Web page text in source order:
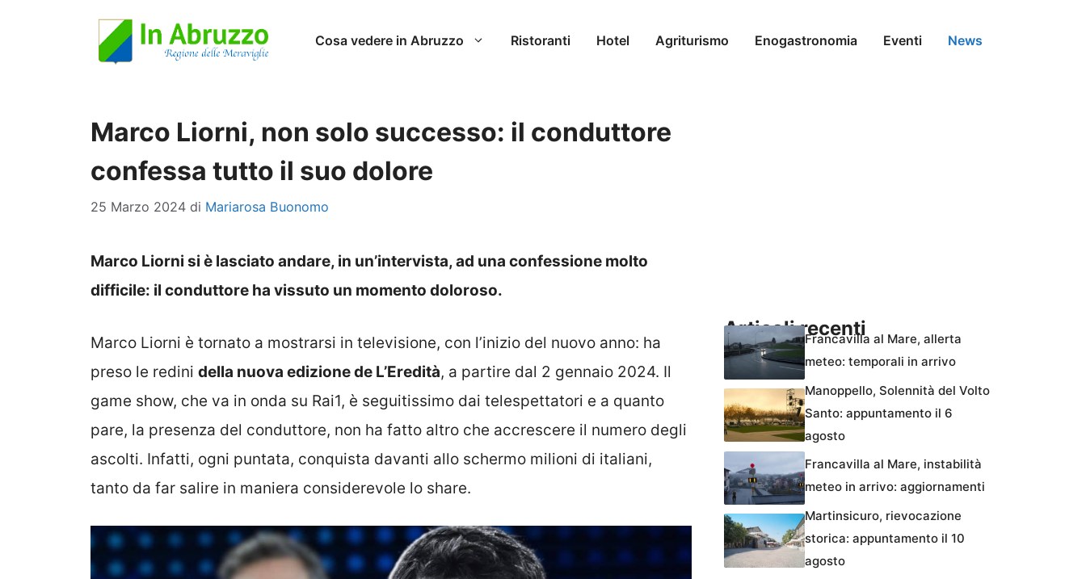
Cosa vedere in Abruzzo Ristoranti Hotel Agriturismo Enogastronomia Eventi News
Marco Liorni, non solo successo: il conduttore
confessa tutto il suo dolore
25 Marzo 2024 di Mariarosa Buonomo
Marco Liorni si è lasciato andare, in un’intervista, ad una confessione molto
difficile: il conduttore ha vissuto un momento doloroso.
Marco Liorni è tornato a mostrarsi in televisione, con l’inizio del nuovo anno: ha
preso le redini della nuova edizione de L’Eredità, a partire dal 2 gennaio 2024. Il
game show, che va in onda su Rai1, è seguitissimo dai telespettatori e a quanto
pare, la presenza del conduttore, non ha fatto altro che accrescere il numero degli
ascolti. Infatti, ogni puntata, conquista davanti allo schermo milioni di italiani,
tanto da far salire in maniera considerevole lo share.
Articoli recentiFrancavilla al Mare, allerta
meteo: temporali in arrivo
Manoppello, Solennità del Volto
Santo: appuntamento il 6
agosto
Francavilla al Mare, instabilità
meteo in arrivo: aggiornamenti
Martinsicuro, rievocazione
storica: appuntamento il 10
agosto